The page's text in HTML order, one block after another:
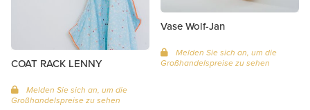
COAT RACK LENNY
Melden Sie sich an, um die
Großhandelspreise zu sehen
Vase Wolf-Jan
Melden Sie sich an, um die
Großhandelspreise zu sehen